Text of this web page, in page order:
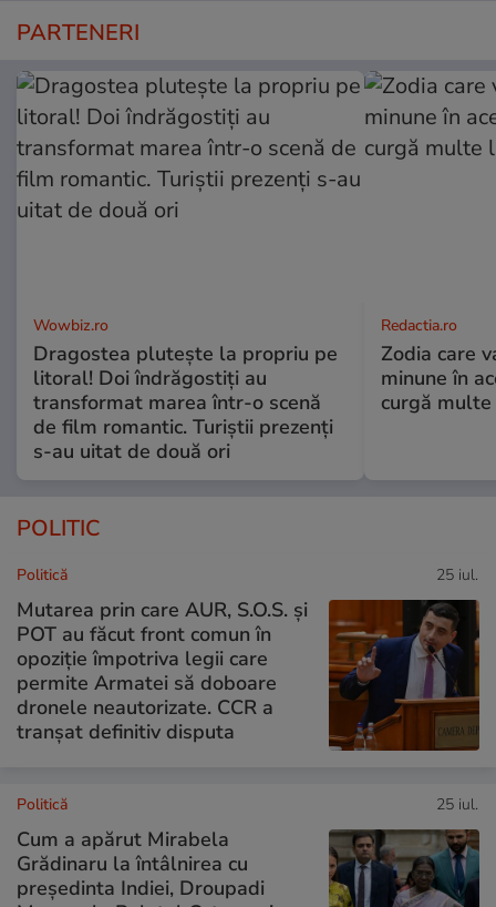
PARTENERI
Wowbiz.ro
Dragostea plutește la propriu pe
litoral! Doi îndrăgostiți au
transformat marea într-o scenă
de film romantic. Turiștii prezenți
s-au uitat de două ori
Redactia.ro
Zodia care
minune în
curgă
POLITIC
Politică 25 iul.
Mutarea prin care AUR, S.O.S. și
POT au făcut front comun în
opoziție împotriva legii care
permite Armatei să doboare
dronele neautorizate. CCR a
tranșat definitiv disputa
Politică 25 iul.
Cum a apărut Mirabela
Grădinaru la întâlnirea cu
președinta Indiei, Droupadi